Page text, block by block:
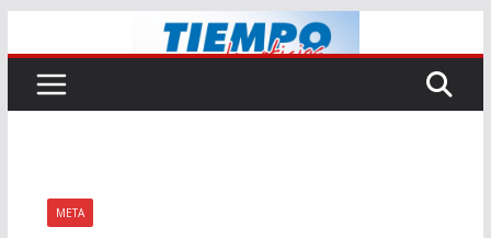
al
contenido
META